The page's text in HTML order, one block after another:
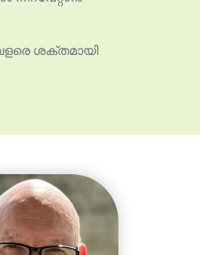
ശക്തമായി